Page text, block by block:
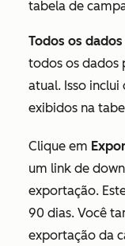
tabela de
Todos os
todos os dados
atual. Isso
exibidos na
Clique em
um link de
exportação.
90 dias. Você
exportação da